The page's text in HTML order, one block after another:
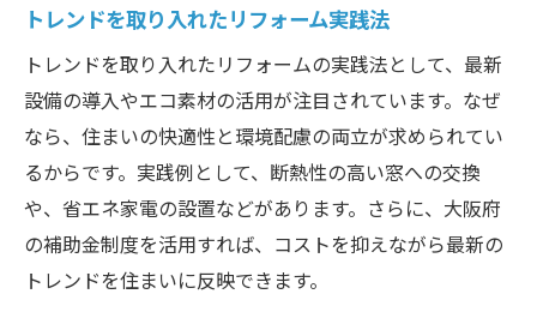
トレンドを取り入れたリフォーム実践法
トレンドを取り入れたリフォームの実践法として、最新
設備の導入やエコ素材の活用が注目されています。なぜ
なら、住まいの快適性と環境配慮の両立が求められてい
るからです。実践例として、断熱性の高い窓への交換
や、省エネ家電の設置などがあります。さらに、大阪府
の補助金制度を活用すれば、コストを抑えながら最新の
トレンドを住まいに反映できます。